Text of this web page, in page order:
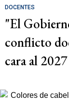
DOCENTES
"El
conflicto
cara al 2027